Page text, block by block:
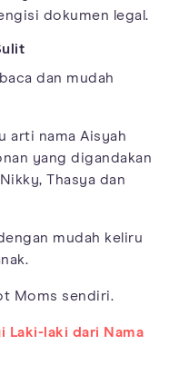
dokumen legal.
dan mudah
arti nama Aisyah
yang digandakan
Thasya dan
mudah keliru
Moms sendiri.
Laki-laki dari Nama